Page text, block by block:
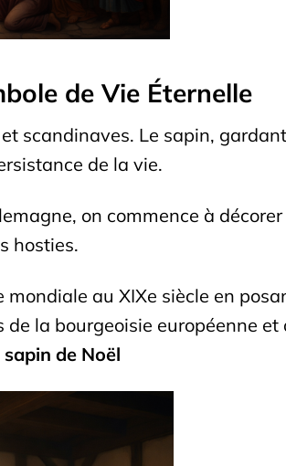
de Vie Éternelle
scandinaves. Le sapin,
de la vie.
on commence à
hosties.
au XIXe siècle en
la bourgeoisie européenne et
de Noël